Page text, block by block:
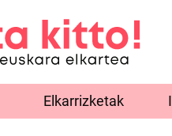
Elkarrizketak